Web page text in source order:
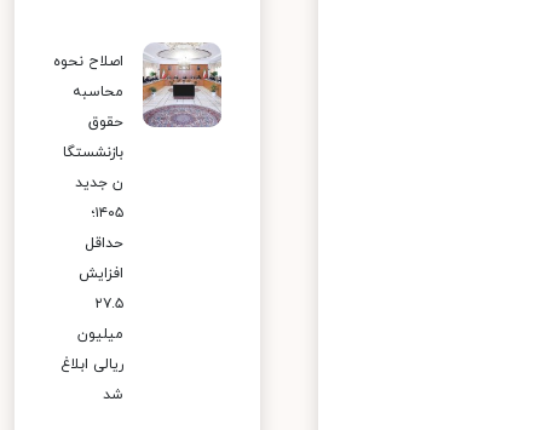
اصلاح نحوه
محاسبه
حقوق
بازنشستگا
ن جدید
۱۴۰۵؛
حداقل
افزایش
۲۷.۵
میلیون
ریالی ابلاغ
شد